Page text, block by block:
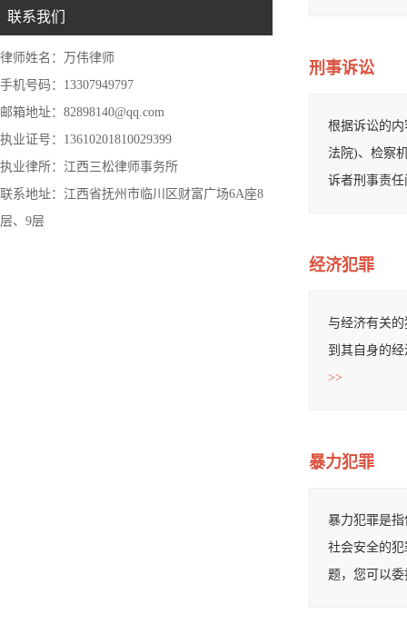
联系我们
律师姓名：万伟律师
手机号码：13307949797
邮箱地址：82898140@qq.com
执业证号：13610201810029399
执业律所：江西三松律师事务所
联系地址：江西省抚州市临川区财富广场6A座8
层、9层
刑事诉讼
根据诉讼的
法院)、检察
诉者刑事责
经济犯罪
与经济有关
到其自身的
>>
暴力犯罪
暴力犯罪是
社会安全的
题，您可以